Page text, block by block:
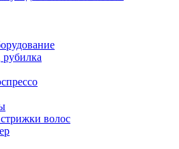
рубилка
волос